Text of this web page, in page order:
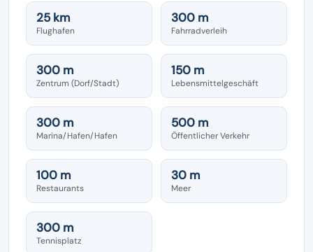
25 km
Flughafen
300 m
Fahrradverleih
300 m
Zentrum (Dorf/Stadt)
150 m
Lebensmittelgeschäft
300 m
Marina/Hafen/Hafen
500 m
Öffentlicher Verkehr
100 m
Restaurants
30 m
Meer
300 m
Tennisplatz